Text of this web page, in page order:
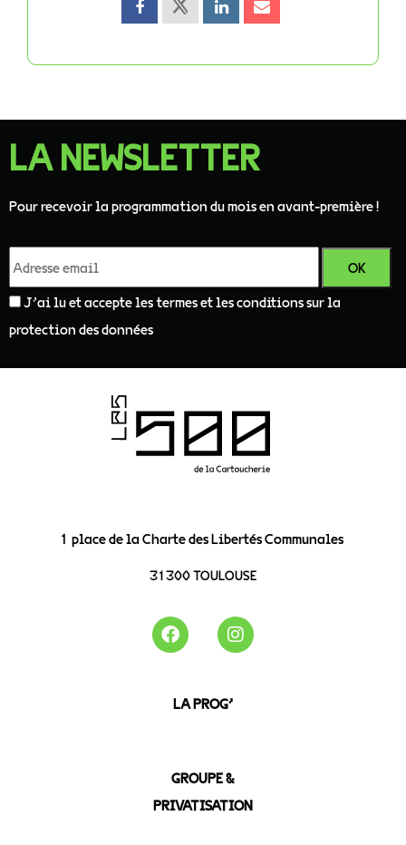
LA NEWSLETTER
Pour recevoir la programmation du mois en avant-première !
J'ai lu et accepte les termes et les conditions sur la
protection des données
1 place de la Charte des Libertés Communales
31300 TOULOUSE
LA PROG’
GROUPE &
PRIVATISATION